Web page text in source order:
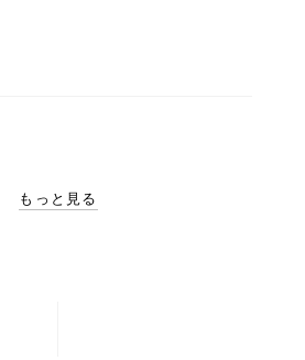
もっと見る